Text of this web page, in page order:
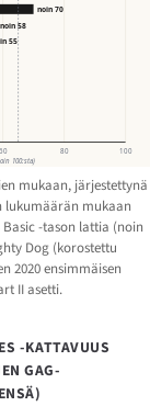
60 80
100
100:sta)
noin 70
noin 58
55
mukaan, järjestettynä
lukumäärän mukaan
-tason lattia (noin
Dog (korostettu
2020 ensimmäisen
IIasetti.
-KATTAVUUS
GAG-